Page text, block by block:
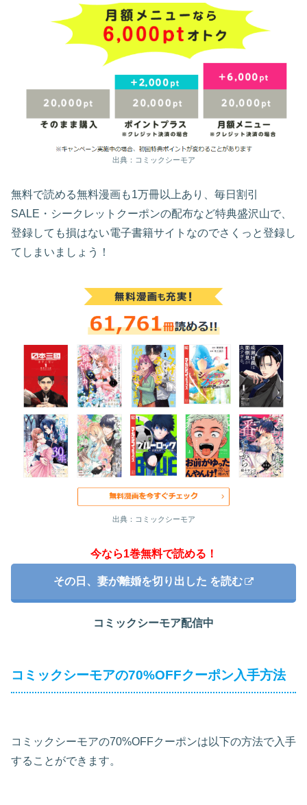
出典：コミックシーモア
無料で読める無料漫画も1万冊以上あり、毎日割引
SALE・シークレットクーポンの配布など特典盛沢山で、
登録しても損はない電子書籍サイトなのでさくっと登録し
てしまいましょう！
出典：コミックシーモア
今なら1巻無料で読める！
その日、妻が離婚を切り出した を読む
コミックシーモア配信中
コミックシーモアの70%OFFクーポン入手方法
コミックシーモアの70%OFFクーポンは以下の方法で入手
することができます。